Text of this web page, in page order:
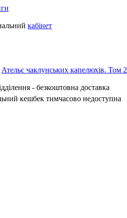
кабінет
Ательє чаклунських капелюхів. Том 2
- безкоштовна доставка
кешбек тимчасово недоступна